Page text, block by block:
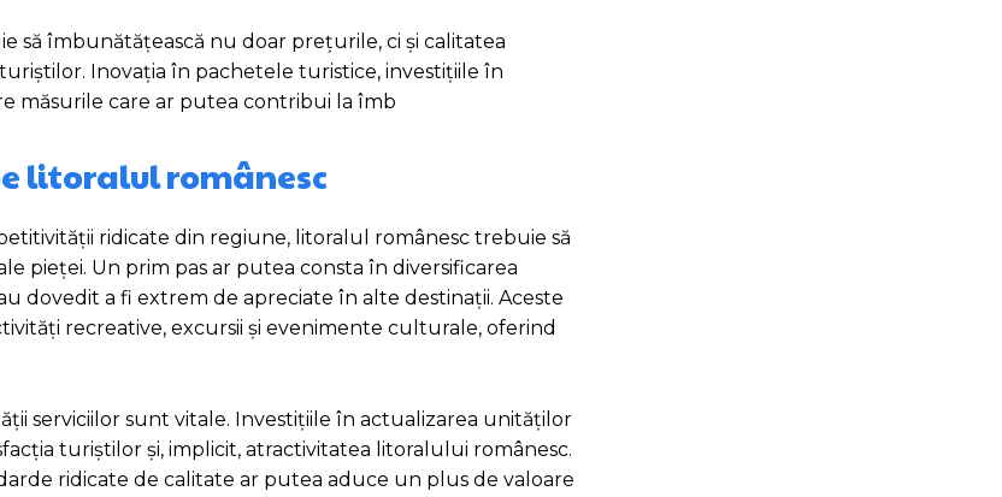
să îmbunătățească nu doar prețurile, ci și calitatea
Inovația în pachetele turistice, investițiile în
măsurile care ar putea contribui la îmb
litoralul românesc
ridicate din regiune, litoralul românesc trebuie să
pieței. Un prim pas ar putea consta în diversificarea
dovedit a fi extrem de apreciate în alte destinații. Aceste
recreative, excursii și evenimente culturale, oferind
serviciilor sunt vitale. Investițiile în actualizarea unităților
turiștilor și, implicit, atractivitatea litoralului românesc.
ridicate de calitate ar putea aduce un plus de valoare